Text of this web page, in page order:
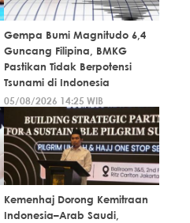
Gempa Bumi Magnitudo 6,4
Guncang Filipina, BMKG
Pastikan Tidak Berpotensi
Tsunami di Indonesia
05/08/2026 14:25 WIB
Kemenhaj Dorong Kemitraan
Indonesia–Arab Saudi,